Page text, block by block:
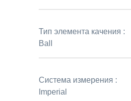
Тип элемента качения :
Ball
Система измерения :
Imperial